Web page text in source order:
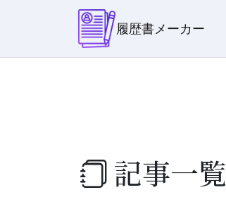
履歴書メーカー
記事一覧